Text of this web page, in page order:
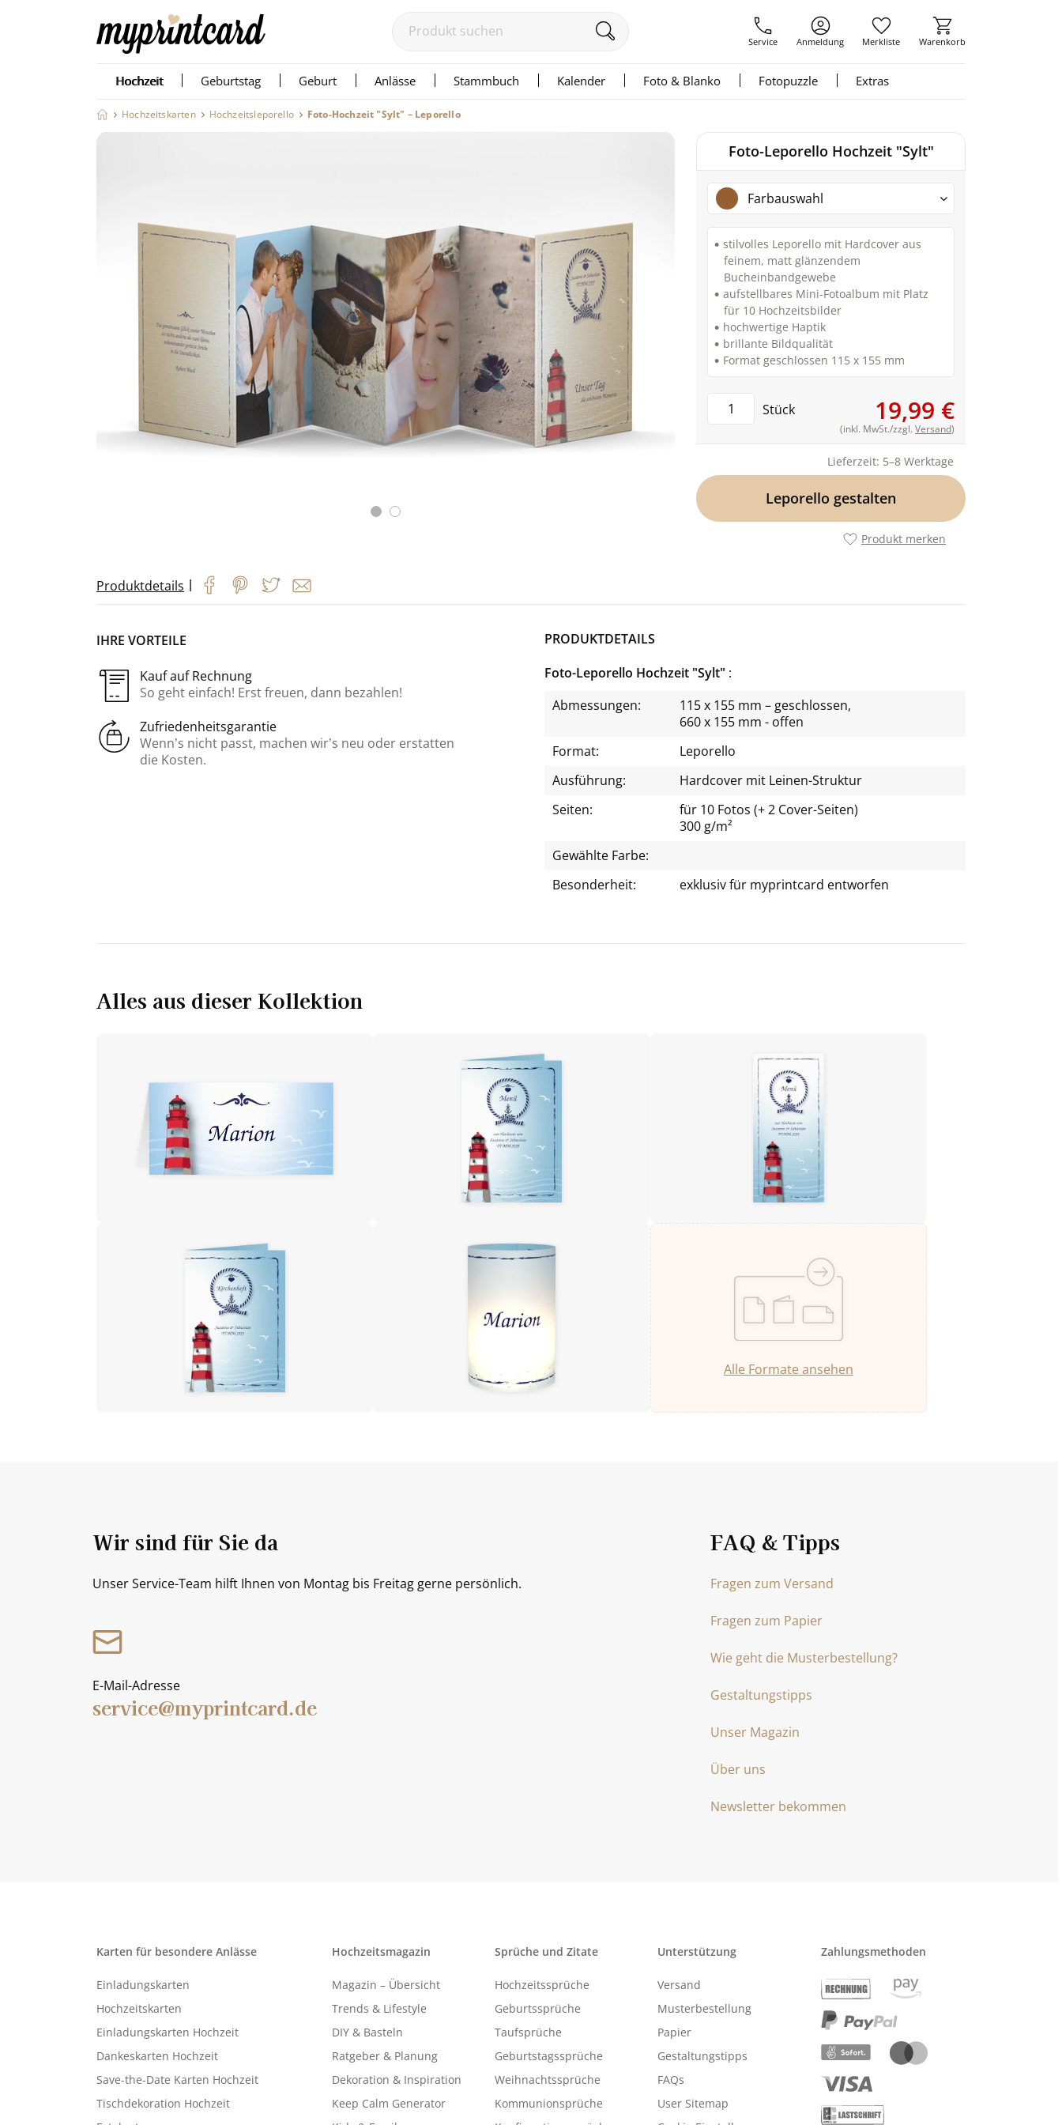
Service Anmeldung Merkliste Warenkorb
Hochzeit Geburtstag Geburt Anlässe Stammbuch Kalender Foto & Blanko Fotopuzzle Extras
Hochzeitskarten Hochzeitsleporello Foto-Hochzeit "Sylt" – Leporello
Foto-Leporello Hochzeit "Sylt"
Farbauswahl
stilvolles Leporello mit Hardcover aus
feinem, matt glänzendem
Bucheinbandgewebe
aufstellbares Mini-Fotoalbum mit Platz
für 10 Hochzeitsbilder
hochwertige Haptik
brillante Bildqualität
Format geschlossen 115 x 155 mm
Stück 19,99 €
(inkl. MwSt./zzgl. Versand)
Lieferzeit: 5–8 Werktage
Leporello gestalten
Produkt merken
Produktdetails |
IHRE VORTEILE
Kauf auf Rechnung
So geht einfach! Erst freuen, dann bezahlen!
Zufriedenheitsgarantie
Wenn’s nicht passt, machen wir’s neu oder erstatten
die Kosten.
PRODUKTDETAILS
Foto-Leporello Hochzeit "Sylt"
Abmessungen:
115 x 155 mm – geschlossen,
660 x 155 mm - offen
Format:
Leporello
Ausführung:
Hardcover mit Leinen-Struktur
Seiten:
für 10 Fotos (+ 2 Cover-Seiten)
300 g/m²
Gewählte Farbe:
Besonderheit:
exklusiv für myprintcard entworfen
Alles aus dieser Kollektion
Alle Formate ansehen
FAQ & Tipps
Fragen zum Versand
Fragen zum Papier
Wie geht die Musterbestellung?
Gestaltungstipps
Unser Magazin
Über uns
Newsletter bekommen
Wir sind für Sie da
Unser Service-Team hilft Ihnen von Montag bis Freitag gerne persönlich.
E-Mail-Adresse
service@myprintcard.de
Karten für besondere Anlässe
Einladungskarten
Hochzeitskarten
Einladungskarten Hochzeit
Dankeskarten Hochzeit
Save-the-Date Karten Hochzeit
Tischdekoration Hochzeit
Hochzeitsmagazin
Magazin – Übersicht
Trends & Lifestyle
DIY & Basteln
Ratgeber & Planung
Dekoration & Inspiration
Keep Calm Generator
Sprüche und Zitate
Hochzeitssprüche
Geburtssprüche
Taufsprüche
Geburtstagssprüche
Weihnachtssprüche
Kommunionsprüche
Unterstützung
Versand
Musterbestellung
Papier
Gestaltungstipps
FAQs
User Sitemap
Zahlungsmethoden